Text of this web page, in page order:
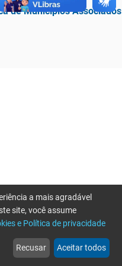
de Municípios Associados
web
Notícias
more_horiz
Mais
a mais agradável
site, você assume
e Política de privacidade
Recusar Aceitar todos
tente novamente